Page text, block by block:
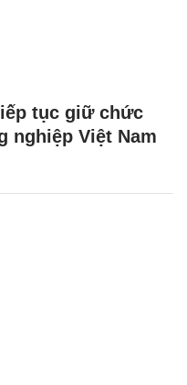
tục giữ chức
nghiệp Việt Nam